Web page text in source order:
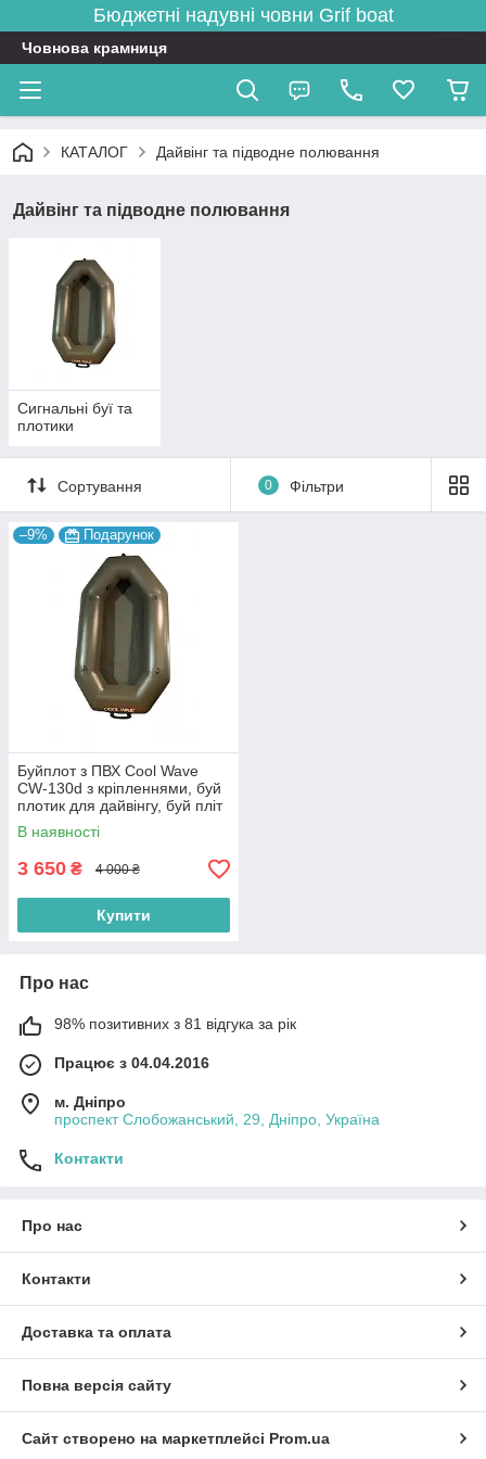
Бюджетні надувні човни Grif boat
Човнова крамниця
КАТАЛОГ Дайвінг та підводне полювання
Дайвінг та підводне полювання
Сигнальні буї та
плотики
Сортування 0 Фільтри
–9% Подарунок
Буйплот з ПВХ Cool Wave
CW-130d з кріпленнями, буй
плотик для дайвінгу, буй пліт
з ПВХ, буй-пліт для
підводного полювання.
В наявності
3 650 ₴ 4 000 ₴
Купити
Про нас
98% позитивних з 81 відгука за рік
Працює з 04.04.2016
м. Дніпро
проспект Слобожанський, 29, Дніпро, Україна
Контакти
Про нас
Контакти
Доставка та оплата
Повна версія сайту
Сайт створено на маркетплейсі Prom.ua